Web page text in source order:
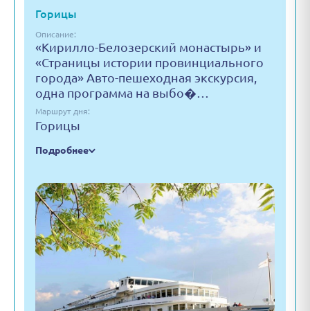
Горицы
Описание:
«Кирилло-Белозерский монастырь» и
«Страницы истории провинциального
города» Авто-пешеходная экскурсия,
одна программа на выбо�…
Маршрут дня:
Горицы
Подробнее